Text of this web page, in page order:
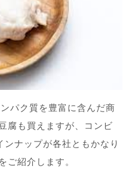
パク質を豊富に含んだ商
腐も買えますが、コンビ
ナップが各社ともかなり
ご紹介します。